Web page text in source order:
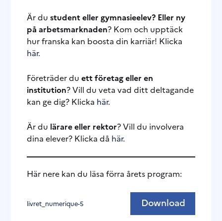
Är dustudent eller gymnasieelev? Eller ny
på arbetsmarknaden? Kom och upptäck
hur franska kan boosta din karriär! Klicka
här.
Företräder duett företag eller en
institution? Vill du veta vad ditt deltagande
kan ge dig? Klicka här.
Är du lärare eller rektor? Vill du involvera
dina elever? Klicka då här.
Här nere kan du läsa förra årets program:
livret_numerique-5 Download